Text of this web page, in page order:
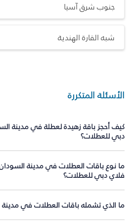
جنوب شرق آسيا
شبه القارة الهندية
الأسئلة المتكررة
كيف أحجز باقة زهيدة لعطلة في مدينة
دبي للعطلات؟
ما نوع باقات العطلات في مدينة
فلاي دبي للعطلات؟
ما الذي تشمله باقات العطلات في مدينة